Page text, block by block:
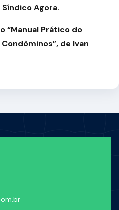
Agora.
“Manual Prático do
de Ivan